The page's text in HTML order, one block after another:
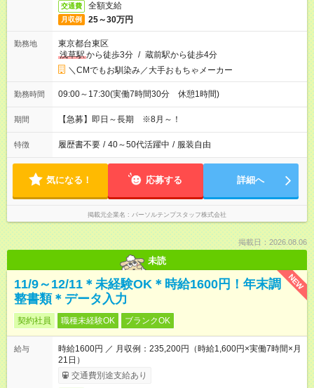
交通費 全額支給
月収例 25～30万円
勤務地
東京都台東区
浅草駅から徒歩3分 / 蔵前駅から徒歩4分
＼CMでもお馴染み／大手おもちゃメーカー
勤務時間 09:00～17:30(実働7時間30分 休憩1時間)
期間 【急募】即日～長期 ※8月～！
特徴 履歴書不要 / 40～50代活躍中 / 服装自由
気になる！ 応募する 詳細へ
掲載元企業名 パーソルテンプスタッフ株式会社
掲載日：2026.08.06
未読
NEW
11/9～12/11＊未経験OK＊時給1600円！年末調
整書類＊データ入力
契約社員 職種未経験OK ブランクOK
給与
時給1600円 ／ 月収例：235,200円（時給1,600円×実働7時間×月
21日）
交通費別途支給あり